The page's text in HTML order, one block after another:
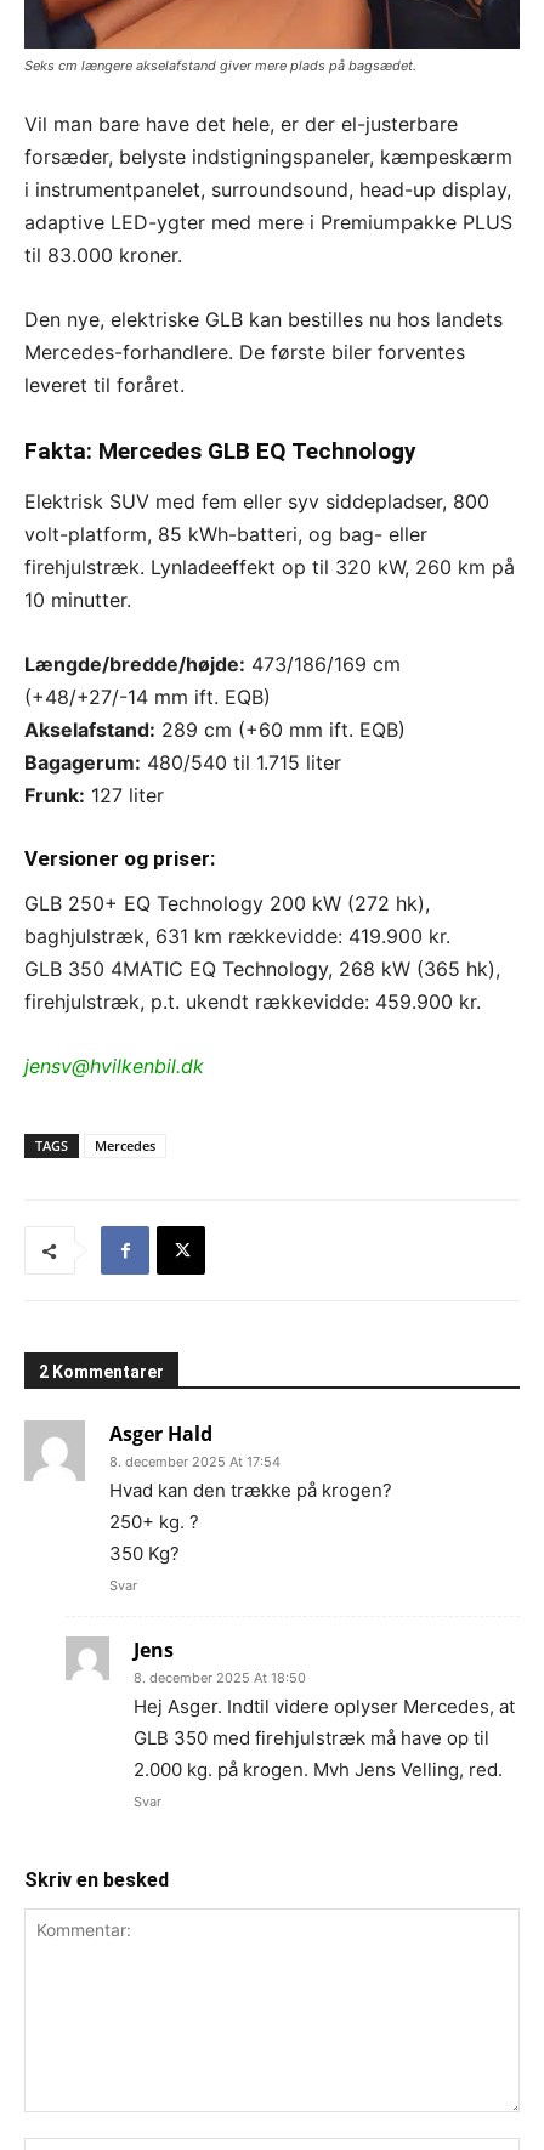
Seks cm længere akselafstand giver mere plads på bagsædet.
Vil man bare have det hele, er der el-justerbare
forsæder, belyste indstigningspaneler, kæmpeskærm
i instrumentpanelet, surroundsound, head-up display,
adaptive LED-ygter med mere i Premiumpakke PLUS
til 83.000 kroner.
Den nye, elektriske GLB kan bestilles nu hos landets
Mercedes-forhandlere. De første biler forventes
leveret til foråret.
Fakta: Mercedes GLB EQ Technology
Elektrisk SUV med fem eller syv siddepladser, 800
volt-platform, 85 kWh-batteri, og bag- eller
firehjulstræk. Lynladeeffekt op til 320 kW, 260 km på
10 minutter.
Længde/bredde/højde: 473/186/169 cm
(+48/+27/-14 mm ift. EQB)
Akselafstand: 289 cm (+60 mm ift. EQB)
Bagagerum: 480/540 til 1.715 liter
Frunk: 127 liter
Versioner og priser:
GLB 250+ EQ Technology 200 kW (272 hk),
baghjulstræk, 631 km rækkevidde: 419.900 kr.
GLB 350 4MATIC EQ Technology, 268 kW (365 hk),
firehjulstræk, p.t. ukendt rækkevidde: 459.900 kr.
jensv@hvilkenbil.dk
TAGS Mercedes
2 Kommentarer
Asger Hald
8. december 2025 At 17:54
Hvad kan den trække på krogen?
250+ kg. ?
350 Kg?
Svar
Jens
8. december 2025 At 18:50
Hej Asger. Indtil videre oplyser Mercedes, at
GLB 350 med firehjulstræk må have op til
2.000 kg. på krogen. Mvh Jens Velling, red.
Svar
Skriv en besked